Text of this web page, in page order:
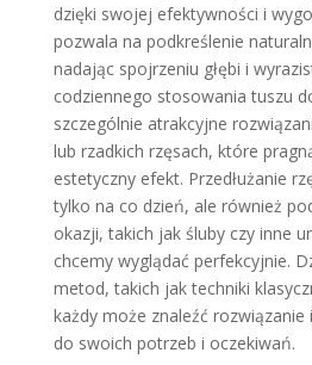
dzięki swojej efektywności i
pozwala na podkreślenie
nadając spojrzeniu głębi i
codziennego stosowania tuszu
szczególnie atrakcyjne
lub rzadkich rzęsach, które
estetyczny efekt. Przedłużanie
tylko na co dzień, ale również
okazji, takich jak śluby czy inne
chcemy wyglądać perfekcyjnie.
metod, takich jak techniki
każdy może znaleźć
do swoich potrzeb i oczekiwań.